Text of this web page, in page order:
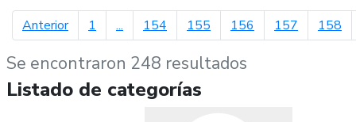
Anteriorpágina anterior
1 ... 154 155 156 157 158
Se encontraron 248 resultados
Listado de categorías